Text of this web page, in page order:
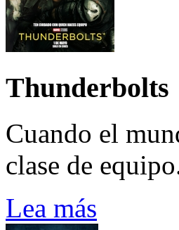
Thunderbolts
Cuando el
clase de
Lea más